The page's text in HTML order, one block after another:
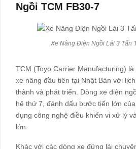
Ngồi TCM FB30-7
Xe Nâng Điện Ngồi Lái 3 Tấn
TCM (Toyo Carrier Manufacturing)
xe nâng đầu tiên tại Nhật Bản với
thành và phát triển. Dòng xe điện
hệ thứ 7, đánh dấu bước tiến lớn
dụng công nghệ điều khiển vi xử lý
lớn.
Khác với các dòng xe đứng lái